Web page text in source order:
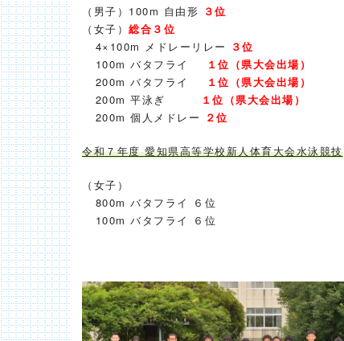
（男子）100m 自由形 ３位
（女子） 総合３位
4×100m メドレーリレー ３位
100m バタフライ
１位（県大会出場）
200m バタフライ
１位（県大会出場）
200m 平泳ぎ
１位（県大会出場）
200m 個人メドレー ２位
令和７年度 愛知県高等学校新人体育大会水泳競技
（女子）
800m バタフライ ６位
100m バタフライ ６位